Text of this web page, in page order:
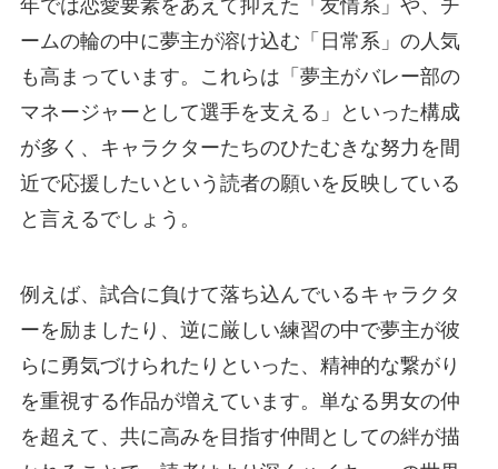
年では恋愛要素をあえて抑えた「友情系」や、チ
ームの輪の中に夢主が溶け込む「日常系」の人気
も高まっています。これらは「夢主がバレー部の
マネージャーとして選手を支える」といった構成
が多く、キャラクターたちのひたむきな努力を間
近で応援したいという読者の願いを反映している
と言えるでしょう。
例えば、試合に負けて落ち込んでいるキャラクタ
ーを励ましたり、逆に厳しい練習の中で夢主が彼
らに勇気づけられたりといった、精神的な繋がり
を重視する作品が増えています。単なる男女の仲
を超えて、共に高みを目指す仲間としての絆が描